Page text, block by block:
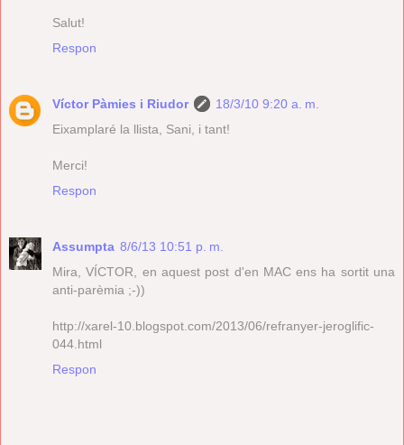
Salut!
Respon
Víctor Pàmies i Riudor
18/3/10 9:20 a. m.
Eixamplaré la llista, Sani, i tant!
Merci!
Respon
Assumpta 8/6/13 10:51 p. m.
Mira, VÍCTOR, en aquest post d'en MAC ens ha sortit una
anti-parèmia ;-))
http://xarel-10.blogspot.com/2013/06/refranyer-jeroglific-
044.html
Respon